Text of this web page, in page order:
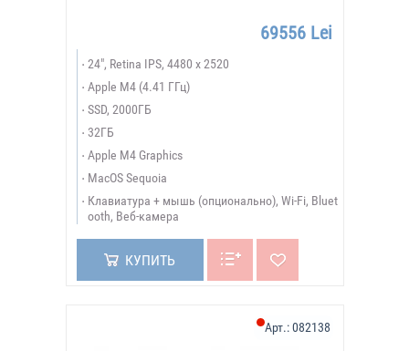
69556 Lei
24", Retina IPS, 4480 x 2520
Apple M4 (4.41 ГГц)
SSD, 2000ГБ
32ГБ
Apple M4 Graphics
MacOS Sequoia
Клавиатура + мышь (опционально), Wi-Fi, Bluet
ooth, Веб-камера
КУПИТЬ
Арт.:082138